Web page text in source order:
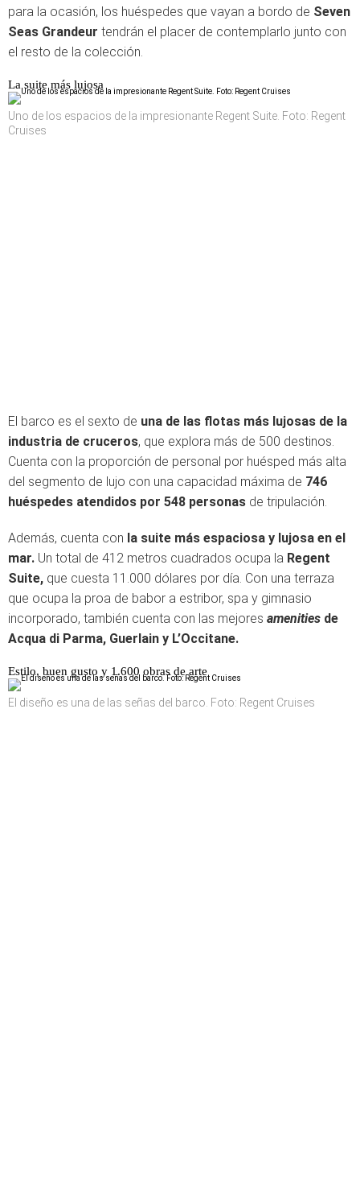
para la ocasión, los huéspedes que vayan a bordo de Seven
Seas Grandeur tendrán el placer de contemplarlo junto con
el resto de la colección.
La suite más lujosa
Uno de los espacios de la impresionante Regent Suite. Foto: Regent
Cruises
El barco es el sexto de una de las flotas más lujosas de la
industria de cruceros, que explora más de 500 destinos.
Cuenta con la proporción de personal por huésped más alta
del segmento de lujo con una capacidad máxima de 746
huéspedes atendidos por 548 personas de tripulación.
Además, cuenta con la suite más espaciosa y lujosa en el
mar. Un total de 412 metros cuadrados ocupa la Regent
Suite, que cuesta 11.000 dólares por día. Con una terraza
que ocupa la proa de babor a estribor, spa y gimnasio
incorporado, también cuenta con las mejores amenities de
Acqua di Parma, Guerlain y L’Occitane.
Estilo, buen gusto y 1.600 obras de arte
El diseño es una de las señas del barco. Foto: Regent Cruises